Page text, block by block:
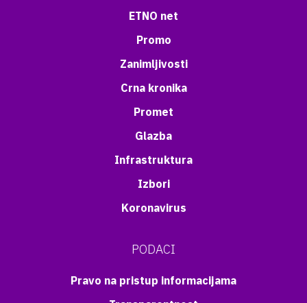
ETNO net
Promo
Zanimljivosti
Crna kronika
Promet
Glazba
Infrastruktura
Izbori
Koronavirus
PODACI
Pravo na pristup informacijama